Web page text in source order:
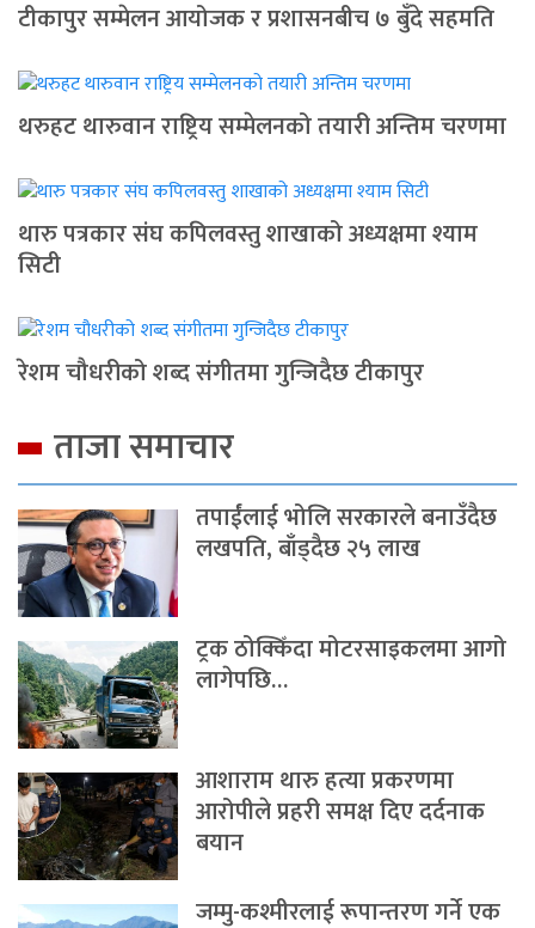
टीकापुर सम्मेलन आयोजक र प्रशासनबीच ७ बुँदे सहमति
थरुहट थारुवान राष्ट्रिय सम्मेलनको तयारी अन्तिम चरणमा
थारु पत्रकार संघ कपिलवस्तु शाखाको अध्यक्षमा श्याम
सिटी
रेशम चौधरीको शब्द संगीतमा गुन्जिदैछ टीकापुर
ताजा समाचार
तपाईंलाई भोलि सरकारले बनाउँदैछ
लखपति, बाँड्दैछ २५ लाख
ट्रक ठोक्किँदा मोटरसाइकलमा आगो
लागेपछि…
आशाराम थारु हत्या प्रकरणमा
आरोपीले प्रहरी समक्ष दिए दर्दनाक
बयान
जम्मु-कश्मीरलाई रूपान्तरण गर्ने एक